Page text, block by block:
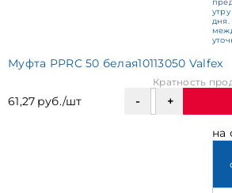
Муфта PPRC 50 белая10113050 Valfex
61,27 руб./шт
Кратность
на